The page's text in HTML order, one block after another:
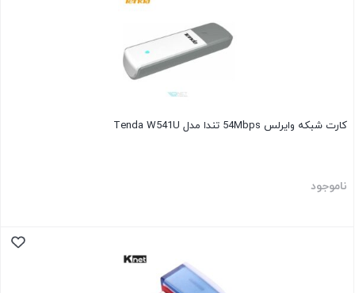
کارت شبکه وایرلس 54Mbps تندا مدل Tenda W541U
ناموجود